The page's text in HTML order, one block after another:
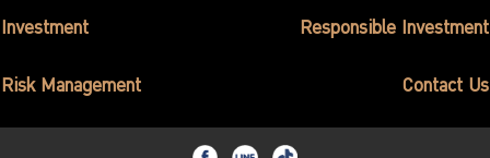
Investment Responsible Investment
Risk Management Contact Us